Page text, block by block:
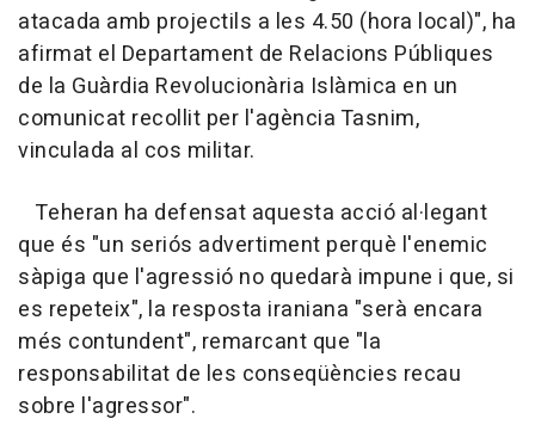
atacada amb projectils a les 4.50 (hora local)", ha
afirmat el Departament de Relacions Públiques
de la Guàrdia Revolucionària Islàmica en un
comunicat recollit per l'agència Tasnim,
vinculada al cos militar.
Teheran ha defensat aquesta acció al·legant
que és "un seriós advertiment perquè l'enemic
sàpiga que l'agressió no quedarà impune i que, si
es repeteix", la resposta iraniana "serà encara
més contundent", remarcant que "la
responsabilitat de les conseqüències recau
sobre l'agressor".